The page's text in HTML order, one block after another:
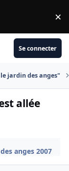
×
Se connecter
jardin des anges"
allée
anges 2007